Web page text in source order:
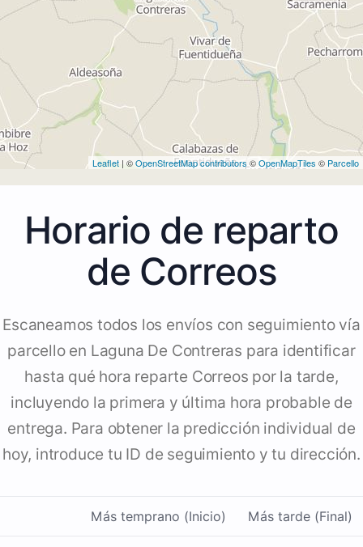
Leaflet | ©OpenStreetMap contributors ©OpenMapTiles © Parcello
Horario de reparto
de Correos
Escaneamos todos los envíos con seguimiento vía
parcello en Laguna De Contreras para identificar
hasta qué hora reparte Correos por la tarde,
incluyendo la primera y última hora probable de
entrega. Para obtener la predicción individual de
hoy, introduce tu ID de seguimiento y tu dirección.
Más temprano (Inicio) Más tarde (Final)